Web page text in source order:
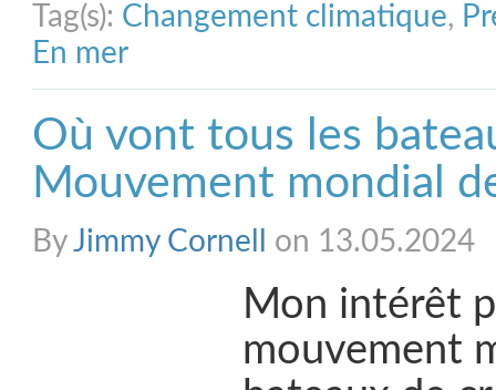
Tag(s): Changement climatique,
En mer
Où vont tous les
Mouvement mondial
ByJimmy Cornell on 13.05.2024
Mon intérêt
mouvement